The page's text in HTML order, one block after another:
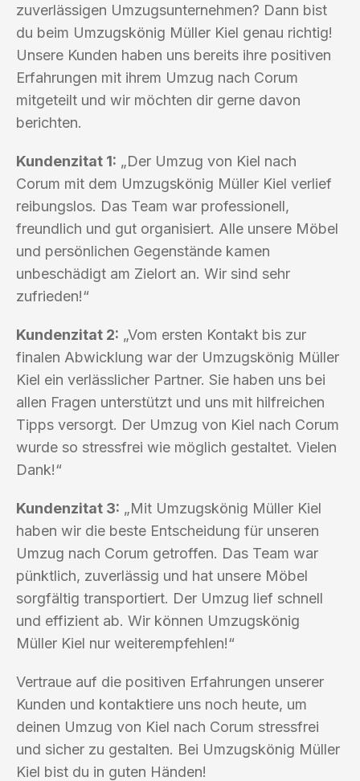
zuverlässigen Umzugsunternehmen? Dann bist
du beim Umzugskönig Müller Kiel genau richtig!
Unsere Kunden haben uns bereits ihre positiven
Erfahrungen mit ihrem Umzug nach Corum
mitgeteilt und wir möchten dir gerne davon
berichten.
Kundenzitat 1: „Der Umzug von Kiel nach
Corum mit dem Umzugskönig Müller Kiel verlief
reibungslos. Das Team war professionell,
freundlich und gut organisiert. Alle unsere Möbel
und persönlichen Gegenstände kamen
unbeschädigt am Zielort an. Wir sind sehr
zufrieden!“
Kundenzitat 2: „Vom ersten Kontakt bis zur
finalen Abwicklung war der Umzugskönig Müller
Kiel ein verlässlicher Partner. Sie haben uns bei
allen Fragen unterstützt und uns mit hilfreichen
Tipps versorgt. Der Umzug von Kiel nach Corum
wurde so stressfrei wie möglich gestaltet. Vielen
Dank!“
Kundenzitat 3: „Mit Umzugskönig Müller Kiel
haben wir die beste Entscheidung für unseren
Umzug nach Corum getroffen. Das Team war
pünktlich, zuverlässig und hat unsere Möbel
sorgfältig transportiert. Der Umzug lief schnell
und effizient ab. Wir können Umzugskönig
Müller Kiel nur weiterempfehlen!“
Vertraue auf die positiven Erfahrungen unserer
Kunden und kontaktiere uns noch heute, um
deinen Umzug von Kiel nach Corum stressfrei
und sicher zu gestalten. Bei Umzugskönig Müller
Kiel bist du in guten Händen!